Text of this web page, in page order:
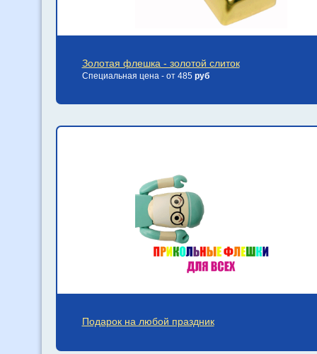
Золотая флешка - золотой слиток
Специальная цена - от 485 руб
Подарок на любой праздник